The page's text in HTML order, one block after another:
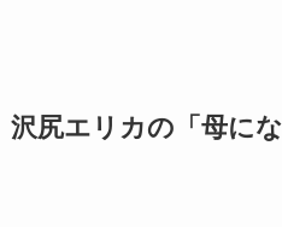
沢尻エリカの「母に